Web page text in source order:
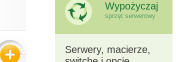
Wypożyczaj
sprzęt serwerowy
Serwery, macierze,